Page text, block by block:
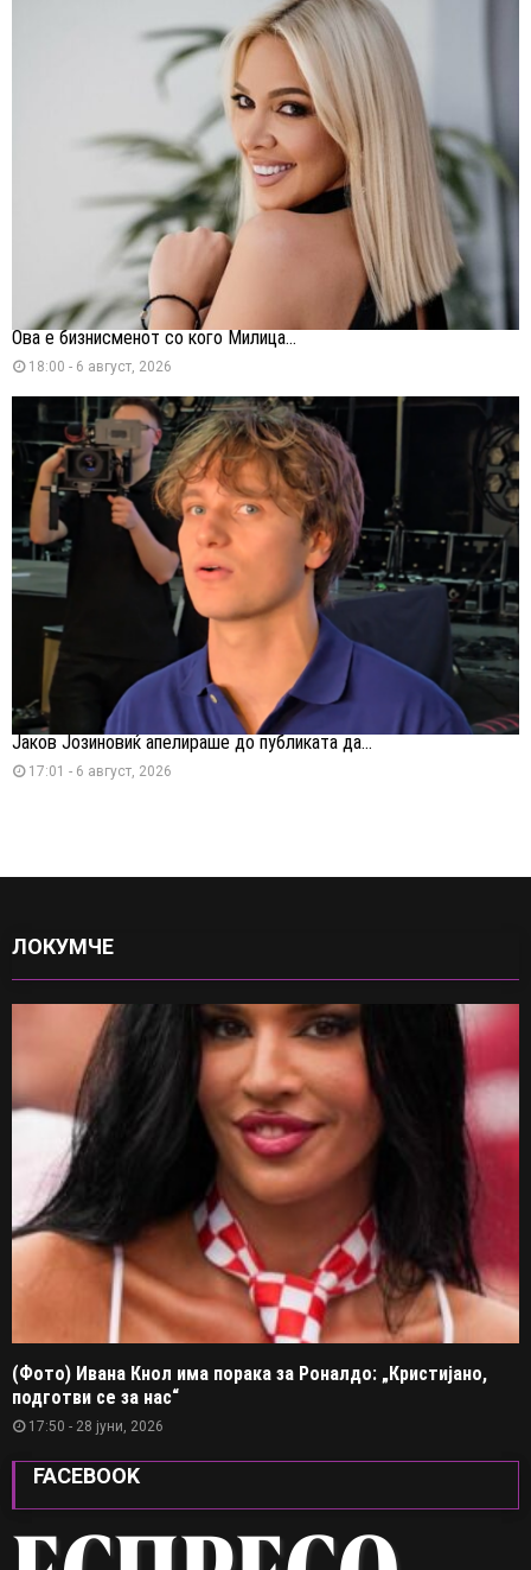
Ова е бизнисменот со кого Милица...
18:00 - 6 август, 2026
Јаков Јозиновиќ апелираше до публиката да...
17:01 - 6 август, 2026
ЛОКУМЧЕ
(Фото) Ивана Кнол има порака за Роналдо: „Кристијано,
подготви се за нас“
17:50 - 28 јуни, 2026
FACEBOOK